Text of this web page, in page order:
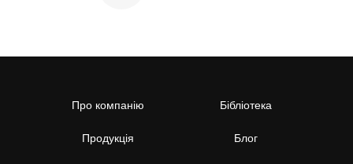
Про компанію
Продукція
Бібліотека
Блог